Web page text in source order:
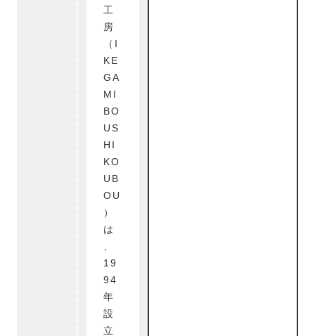
工
房
（I
KE
GA
MI
BO
US
HI
KO
UB
OU
）
は
19
94
年
設
立